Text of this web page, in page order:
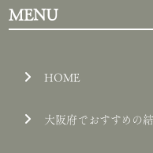
MENU
HOME
大阪府でおすすめの